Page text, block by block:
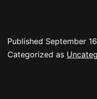
Published September
Categorized as